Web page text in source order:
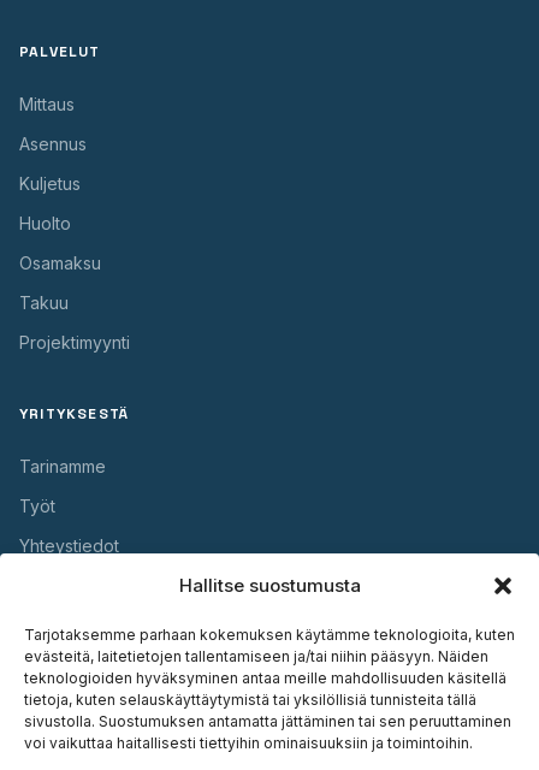
Hallitse suostumusta
Tarjotaksemme parhaan kokemuksen käytämme teknologioita, kuten
evästeitä, laitetietojen tallentamiseen ja/tai niihin pääsyyn. Näiden
teknologioiden hyväksyminen antaa meille mahdollisuuden käsitellä
tietoja, kuten selauskäyttäytymistä tai yksilöllisiä tunnisteita tällä
sivustolla. Suostumuksen antamatta jättäminen tai sen peruuttaminen
voi vaikuttaa haitallisesti tiettyihin ominaisuuksiin ja toimintoihin.
PALVELUT
Mittaus
Asennus
Kuljetus
Huolto
Osamaksu
Takuu
Projektimyynti
YRITYKSESTÄ
Tarinamme
Työt
Yhteystiedot
Takuu
Huolto
Asennus